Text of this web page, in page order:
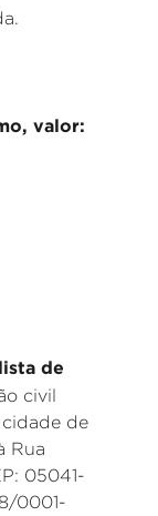
valor:
de
civil
de
Rua
05041-
0001-